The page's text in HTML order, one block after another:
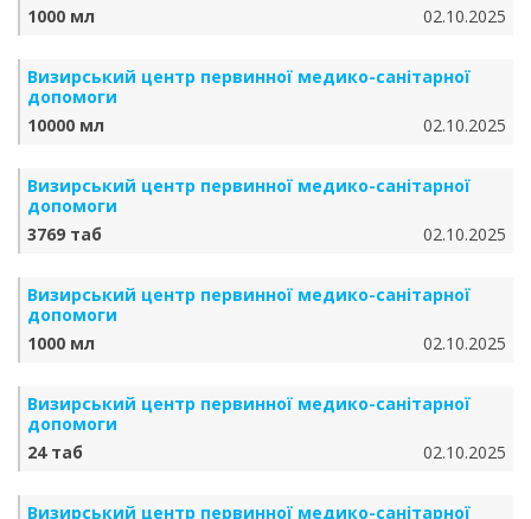
1000 мл
02.10.2025
Визирський центр первинної медико-санітарної
допомоги
10000 мл
02.10.2025
Визирський центр первинної медико-санітарної
допомоги
3769 таб
02.10.2025
Визирський центр первинної медико-санітарної
допомоги
1000 мл
02.10.2025
Визирський центр первинної медико-санітарної
допомоги
24 таб
02.10.2025
Визирський центр первинної медико-санітарної